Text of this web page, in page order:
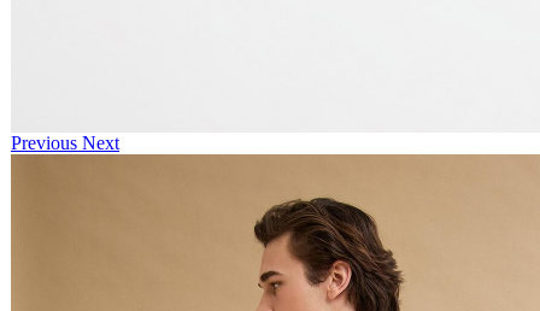
Previous Next